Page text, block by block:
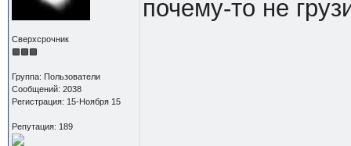
Сверхсрочник
Группа: Пользователи
Сообщений: 2038
Регистрация: 15-Ноября 15
Репутация: 189
почему-то не